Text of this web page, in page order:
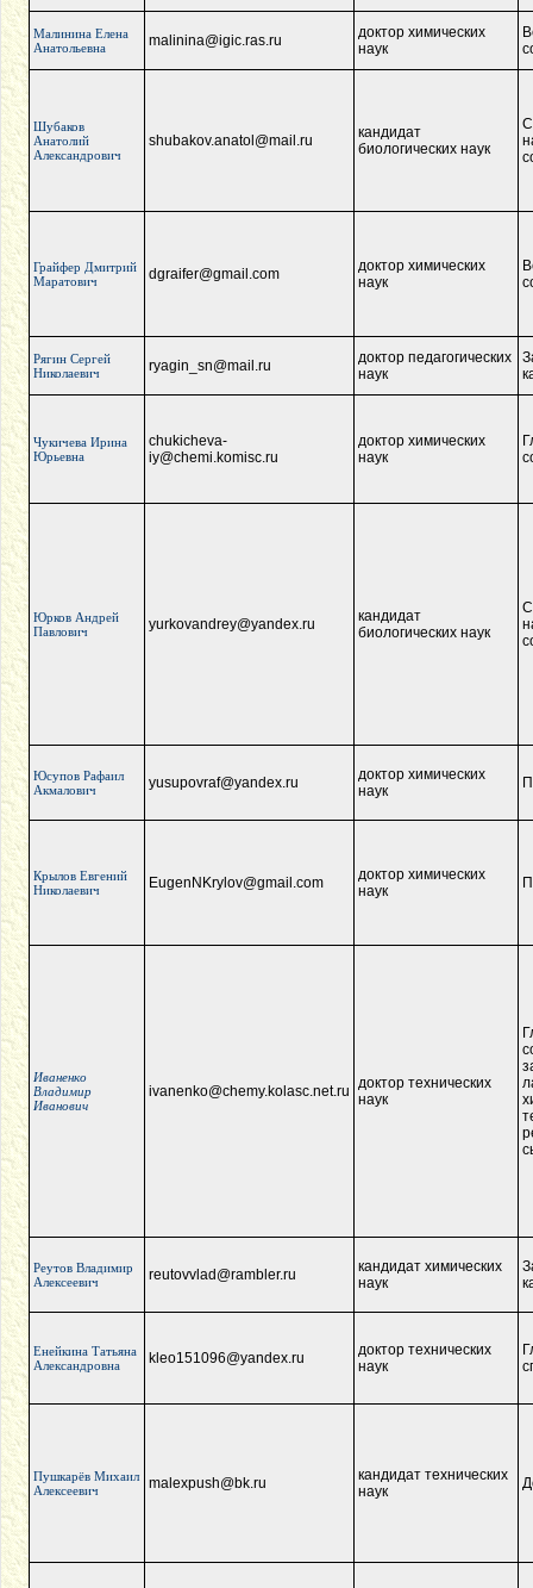
Малинина Елена
Анатольевна
malinina@igic.ras.ru
доктор химических
наук
Шубаков
Анатолий
Александрович
shubakov.anatol@mail.ru
кандидат
биологических наук
Грайфер Дмитрий
Маратович
dgraifer@gmail.com
доктор химических
наук
Рягин Сергей
Николаевич
ryagin_sn@mail.ru
доктор педагогических
наук
Чукичева Ирина
Юрьевна
chukicheva-
iy@chemi.komisc.ru
доктор химических
наук
Юрков Андрей
Павлович
yurkovandrey@yandex.ru
кандидат
биологических наук
Юсупов Рафаил
Акмалович
yusupovraf@yandex.ru
доктор химических
наук
Крылов Евгений
Николаевич
EugenNKrylov@gmail.com
доктор химических
наук
Иваненко
Владимир
Иванович
ivanenko@chemy.kolasc.net.ru доктор технических
наук
Реутов Владимир
Алексеевич
reutovvlad@rambler.ru
кандидат химических
наук
Енейкина Татьяна
Александровна
kleo151096@yandex.ru
доктор технических
наук
Пушкарёв Михаил
Алексеевич
malexpush@bk.ru
кандидат технических
наук